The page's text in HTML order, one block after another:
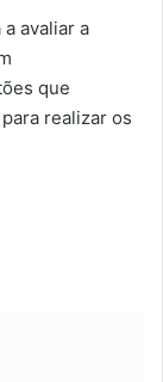
avaliar a
que
realizar os